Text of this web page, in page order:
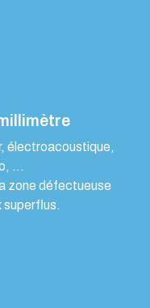
électroacoustique,
…
zone défectueuse
superflus.